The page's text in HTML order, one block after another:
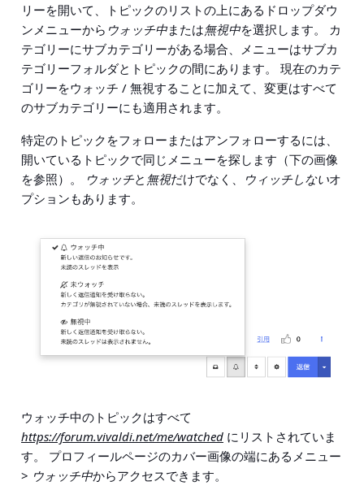
リーを開いて、トピックのリストの上にあるドロップダウ
ンメニューから ウォッチ中または無視中を選択します。 カ
テゴリーにサブカテゴリーがある場合、メニューはサブカ
テゴリーフォルダとトピックの間にあります。 現在のカテ
ゴリーをウォッチ / 無視することに加えて、変更はすべて
のサブカテゴリーにも適用されます。
特定のトピックをフォローまたはアンフォローするには、
開いているトピックで同じメニューを探します（下の画像
を参照）。
ウォッチと 無視だけでなく、 ウィッチしないオ
プションもあります。
ウォッチ中のトピックはすべて
https://forum.vivaldi.net/me/watched にリストされていま
す。 プロフィールページのカバー画像の端にあるメニュー
> ウォッチ中からアクセスできます。